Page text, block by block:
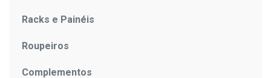
Racks e Painéis
Roupeiros
Complementos